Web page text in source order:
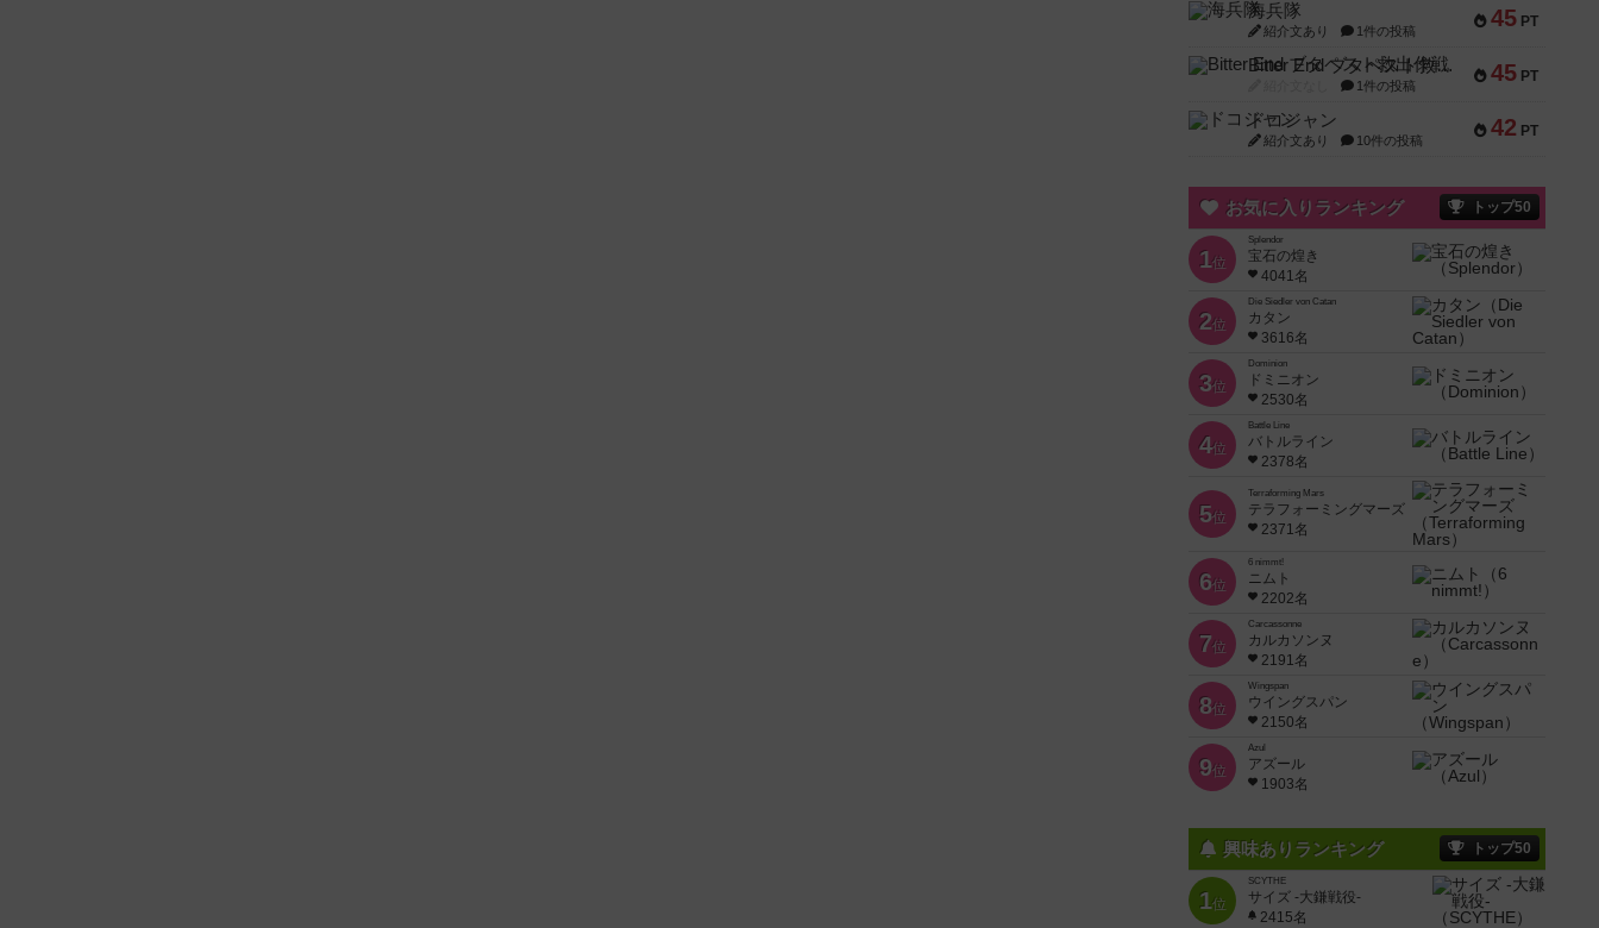
45 PT
海兵隊
紹介文あり 1件の投稿
45 PT
Bitter End ブタペスト救出作戦
1件の投稿
42 PT
ドコジャン
紹介文あり 10件の投稿
お気に入りランキング トップ50
1位
Splendor
宝石の煌き
4041名
2位
Die Siedler von Catan
カタン
3616名
3位
Dominion
ドミニオン
2530名
4位
Battle Line
バトルライン
2378名
5位
Terraforming Mars
テラフォーミングマーズ
2371名
6位
6 nimmt!
ニムト
2202名
7位
Carcassonne
カルカソンヌ
2191名
8位
Wingspan
ウイングスパン
2150名
9位
Azul
アズール
1903名
興味ありランキング トップ50
1位
SCYTHE
サイズ -大鎌戦役-
2415名